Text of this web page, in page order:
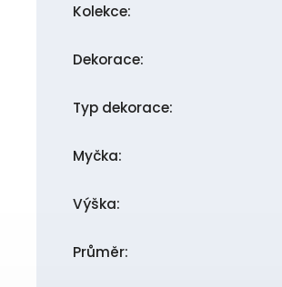
Kolekce:
Dekorace:
Typ dekorace:
Myčka:
Výška:
Průměr: